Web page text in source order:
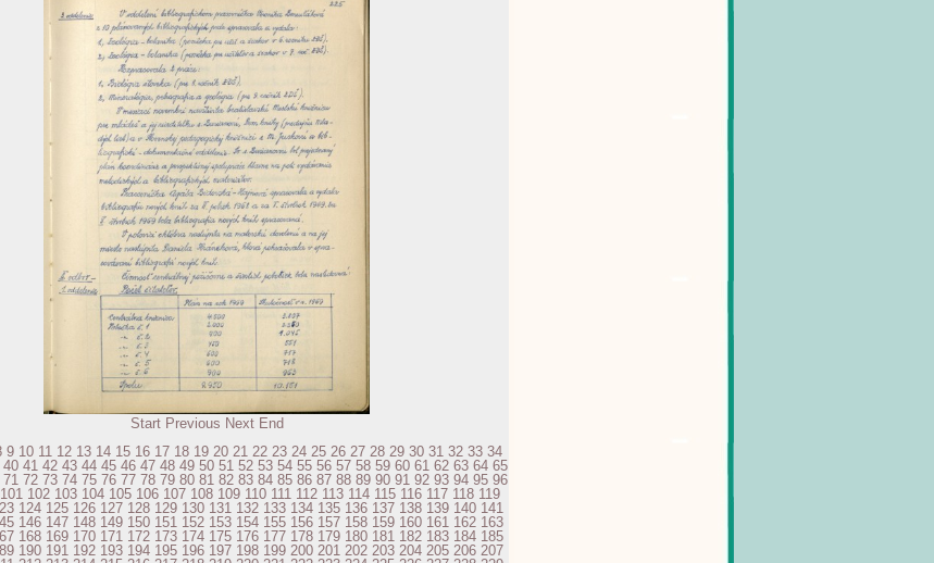
Start Previous Next End
9 10 11 12 13 14 15 16 17 18 19 20 21 22 23 24 25 26 27 28 29 30 31 32 33 34
40 41 42 43 44 45 46 47 48 49 50 51 52 53 54 55 56 57 58 59 60 61 62 63 64 65
71 72 73 74 75 76 77 78 79 80 81 82 83 84 85 86 87 88 89 90 91 92 93 94 95 96
101 102 103 104 105 106 107 108 109 110 111 112 113 114 115 116 117 118 119
124 125 126 127 128 129 130 131 132 133 134 135 136 137 138 139 140 141
146 147 148 149 150 151 152 153 154 155 156 157 158 159 160 161 162 163
168 169 170 171 172 173 174 175 176 177 178 179 180 181 182 183 184 185
190 191 192 193 194 195 196 197 198 199 200 201 202 203 204 205 206 207